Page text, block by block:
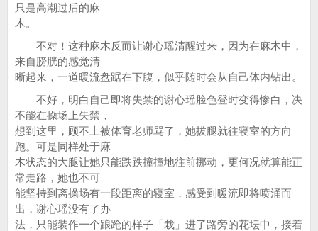
只是高潮过后的麻
木。
不对！这种麻木反而让谢心瑶清醒过来，因为在麻木中，
来自膀胱的感觉清
晰起来，一道暖流盘踞在下腹，似乎随时会从自己体内钻出。
不好，明白自己即将失禁的谢心瑶脸色登时变得惨白，决
不能在操场上失禁，
想到这里，顾不上被体育老师骂了，她拔腿就往寝室的方向
跑。可是同样处于麻
木状态的大腿让她只能跌跌撞撞地往前挪动，更何况就算能正
常走路，她也不可
能坚持到离操场有一段距离的寝室，感受到暖流即将喷涌而
出，谢心瑶没有了办
法，只能装作一个踉跄的样子「栽」进了路旁的花坛中，接着